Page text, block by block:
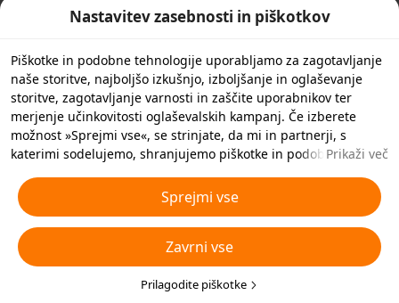
Nastavitev zasebnosti in piškotkov
Piškotke in podobne tehnologije uporabljamo za zagotavljanje
naše storitve, najboljšo izkušnjo, izboljšanje in oglaševanje
storitve, zagotavljanje varnosti in zaščite uporabnikov ter
merjenje učinkovitosti oglaševalskih kampanj. Če izberete
možnost »Sprejmi vse«, se strinjate, da mi in partnerji, s
katerimi sodelujemo, shranjujemo piškotke in podobne
na »Prilagodi piškotke« spodaj ali kadar koli v nastavitvah
zasebnosti lahko zavrnete vse nebistvene piškotke ali izberete,
katere vrste piškotkov želite sprejeti ali onemogočiti. Za več
podrobnosti si oglejte našPravilnik o piškotkih in podobnih
tehnologijah.
Prikaži več
Sprejmi vse
Zavrni vse
Prilagodite piškotke